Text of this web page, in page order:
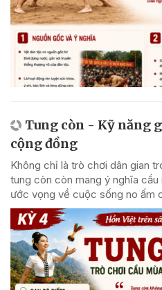
Tung còn - Kỹ năng
cộng đồng
Không chỉ là trò chơi dân gian
tung còn còn mang ý nghĩa
ước vọng về cuộc sống no ấm